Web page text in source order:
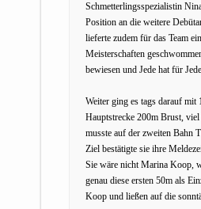
Schmetterlingsspezialistin
Position an die weitere
lieferte zudem für das Team
Meisterschaften
bewiesen und Jede hat für
Weiter ging es tags darauf
Hauptstrecke 200m Brust,
musste auf der zweiten Bahn
Ziel bestätigte sie ihre
Sie wäre nicht Marina Koop,
genau diese ersten 50m als
Koop und ließen auf die